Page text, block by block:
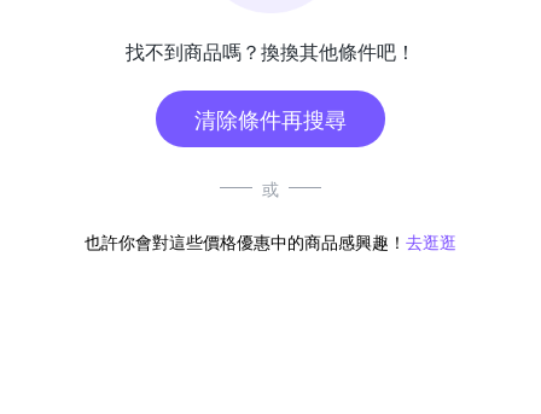
找不到商品嗎？換換其他條件吧！
清除條件再搜尋
或
也許你會對這些價格優惠中的商品感興趣！ 去逛逛